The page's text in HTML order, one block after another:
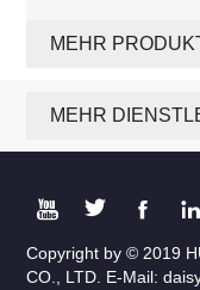
MEHR
MEHR
   
Copyright by © 2019
CO., LTD. E-Mail: